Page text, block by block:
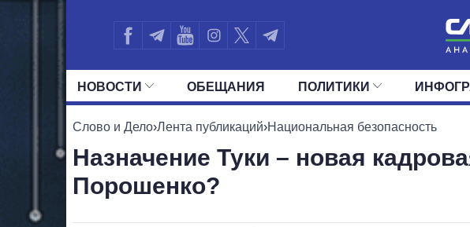
НОВОСТИ
ЛЕНТА СОБЫТИЯ
ПОЛИТИКА
ОБЕЩАНИЯ ПОЛИТИКИ
ВСЕ ПОЛИТИКИ ПРЕЗИДЕНТ И ОФИС ВЕРХОВНАЯ РАДА
ДЕПУТАТЫ
Слово и Дело›Лента публикаций›Национальная безопасность
Назначение Туки – новая
Порошенко?